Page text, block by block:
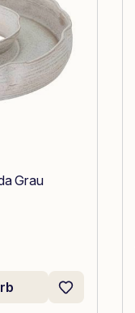
Grau